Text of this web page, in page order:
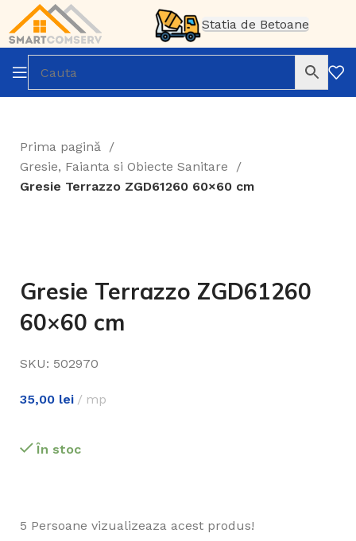
Statia de Betoane
Prima pagină
Gresie, Faianta si Obiecte Sanitare
Gresie Terrazzo ZGD61260 60×60 cm
Gresie Terrazzo ZGD61260
60×60 cm
SKU: 502970
35,00 lei mp
În stoc
5 Persoane vizualizeaza acest produs!